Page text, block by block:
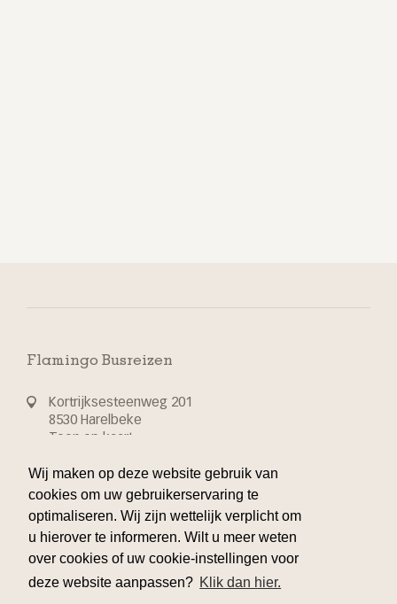
Wij maken op deze website gebruik van
cookies om uw gebruikerservaring te
optimaliseren. Wij zijn wettelijk verplicht om
u hierover te informeren. Wilt u meer weten
over cookies of uw cookie-instellingen voor
deze website aanpassen? Klik dan hier.
Flamingo Busreizen
Kortrijksesteenweg 201
8530 Harelbeke
Toon op kaart
T 32 56 70 24 44
info@flamingo-busvakanties.be